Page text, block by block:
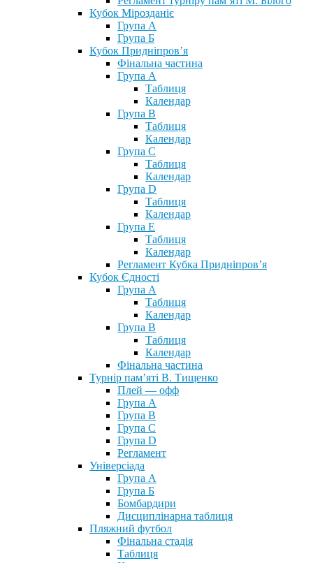
Кубок Мірозданіє
Група А
Група Б
Кубок Придніпров’я
Фінальна частина
Група А
Таблиця
Календар
Група В
Таблиця
Календар
Група С
Таблиця
Календар
Група D
Таблиця
Календар
Група Е
Таблиця
Календар
Регламент Кубка Придніпров’я
Кубок Єдності
Група А
Таблиця
Календар
Група В
Таблиця
Календар
Фінальна частина
Турнір пам’яті В. Тищенко
Плей — офф
Група А
Група B
Група С
Група D
Регламент
Універсіада
Група А
Група Б
Бомбардири
Дисциплінарна таблиця
Пляжний футбол
Фінальна стадія
Таблиця